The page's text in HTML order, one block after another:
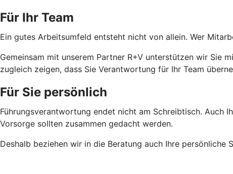
Für Ihr Team
Ein gutes Arbeitsumfeld entsteht nicht von allein. Wer
Gemeinsam mit unserem Partner R+V unterstützen wir Sie
zugleich zeigen, dass Sie Verantwortung für Ihr Team
Für Sie persönlich
Führungsverantwortung endet nicht am Schreibtisch. Auch
Vorsorge sollten zusammen gedacht werden.
Deshalb beziehen wir in die Beratung auch Ihre persönliche